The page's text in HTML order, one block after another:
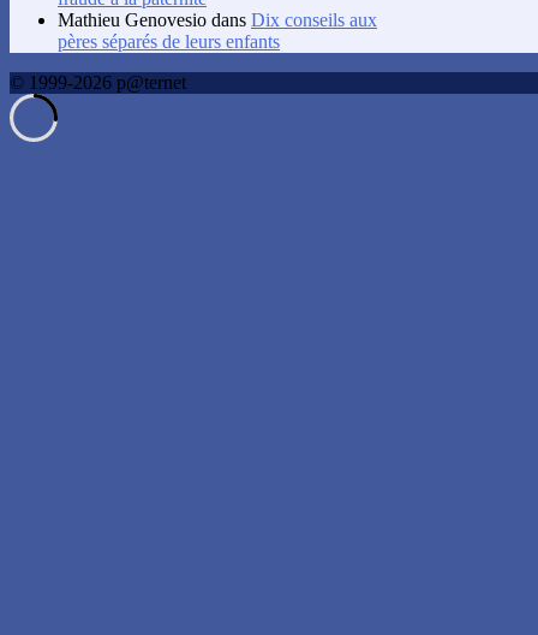
Mathieu Genovesio dans Dix conseils aux
pères séparés de leurs enfants
© 1999-2026 p@ternet